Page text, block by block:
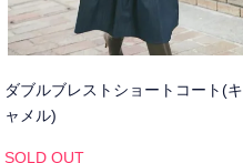
ダブルブレストショートコート(キ
ャメル)
SOLD OUT